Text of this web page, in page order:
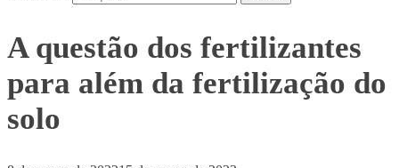
A questão dos fertilizantes
para além da fertilização do
solo